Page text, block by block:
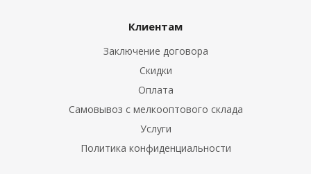
Клиентам
Заключение договора
Скидки
Оплата
Самовывоз с мелкооптового склада
Услуги
Политика конфиденциальности